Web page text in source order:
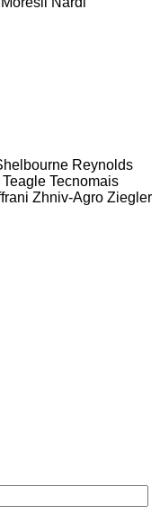
Reynolds
Teagle Tecnomais
Zhniv-Agro Ziegler